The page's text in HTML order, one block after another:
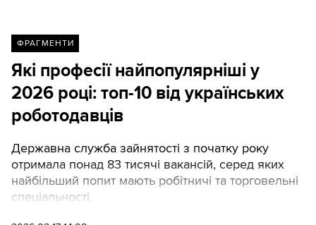
ФРАГМЕНТИ
Які професії найпопулярніші у
2026 році: топ-10 від українських
роботодавців
Державна служба зайнятості з початку року
отримала понад 83 тисячі вакансій, серед яких
найбільший попит мають робітничі та торговельні
спеціальності.